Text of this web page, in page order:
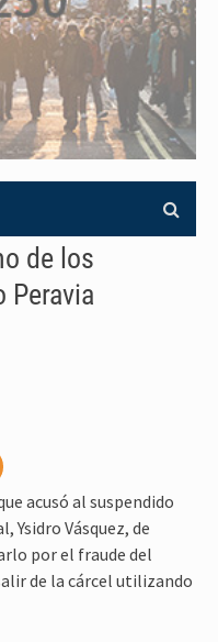
de los
Peravia
acusó al suspendido
Vásquez, de
por el fraude del
de la cárcel utilizando